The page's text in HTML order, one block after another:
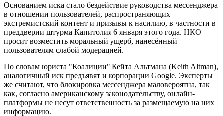
Основанием иска стало бездействие руководства мессенджера
в отношении пользователей, распространяющих
экстремистский контент и призывы к насилию, в частности в
преддверии штурма Капитолия 6 января этого года. НКО
просит возместить моральный ущерб, нанесённый
пользователям слабой модерацией.
По словам юриста "Коалиции" Кейта Альтмана (Keith Altman),
аналогичный иск предъявят и корпорации Google. Эксперты
же считают, что блокировка мессенджера маловероятна, так
как, согласно американскому законодательству, онлайн-
платформы не несут ответственность за размещаемую на них
информацию.